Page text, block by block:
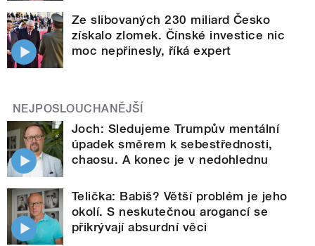
Ze slibovaných 230 miliard Česko
získalo zlomek. Čínské investice nic
moc nepřinesly, říká expert
NEJPOSLOUCHANĚJŠÍ
Joch: Sledujeme Trumpův mentální
úpadek směrem k sebestřednosti,
chaosu. A konec je v nedohlednu
Telička: Babiš? Větší problém je jeho
okolí. S neskutečnou arogancí se
přikrývají absurdní věci